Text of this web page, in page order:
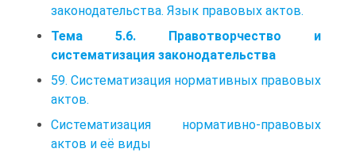
законодательства. Язык правовых актов.
Тема 5.6. Правотворчество и
систематизация законодательства
59. Систематизация нормативных правовых
актов.
Систематизация нормативно-правовых
актов и её виды